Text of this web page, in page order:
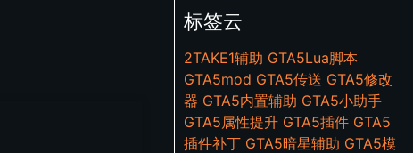
标签云
2TAKE1辅助 GTA5Lua脚本
GTA5mod GTA5传送 GTA5修改
器 GTA5内置辅助 GTA5小助手
GTA5属性提升 GTA5插件 GTA5
插件补丁 GTA5暗星辅助 GTA5模